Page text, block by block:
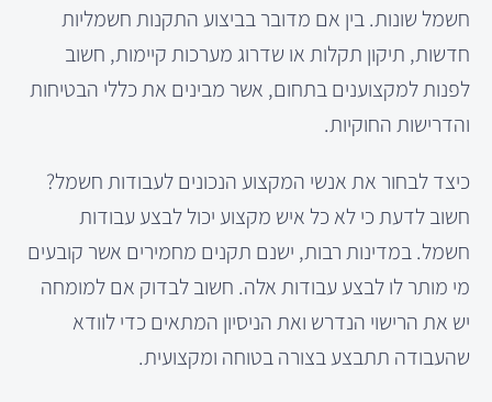
חשמל שונות. בין אם מדובר בביצוע התקנות חשמליות
חדשות, תיקון תקלות או שדרוג מערכות קיימות, חשוב
לפנות למקצוענים בתחום, אשר מבינים את כללי הבטיחות
והדרישות החוקיות.
כיצד לבחור את אנשי המקצוע הנכונים לעבודות חשמל?
חשוב לדעת כי לא כל איש מקצוע יכול לבצע עבודות
חשמל. במדינות רבות, ישנם תקנים מחמירים אשר קובעים
מי מותר לו לבצע עבודות אלה. חשוב לבדוק אם למומחה
יש את הרישוי הנדרש ואת הניסיון המתאים כדי לוודא
שהעבודה תתבצע בצורה בטוחה ומקצועית.